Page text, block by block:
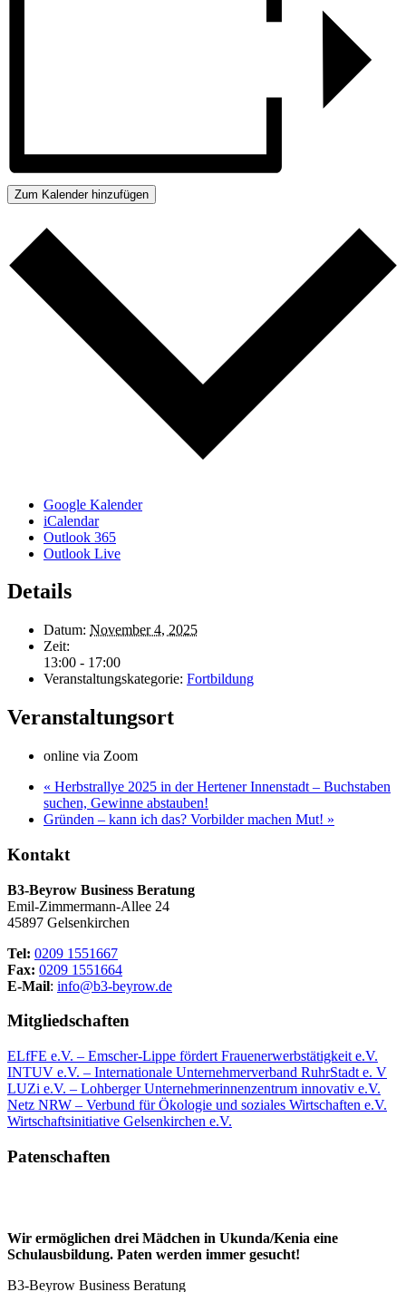
Zum Kalender hinzufügen
Google Kalender
iCalendar
Outlook 365
Outlook Live
Details
Datum: November 4, 2025
Zeit:
13:00 - 17:00
Veranstaltungskategorie: Fortbildung
Veranstaltungsort
online via Zoom
« Herbstrallye 2025 in der Hertener Innenstadt – Buchstaben
suchen, Gewinne abstauben!
Gründen – kann ich das? Vorbilder machen Mut! »
Kontakt
B3-Beyrow Business Beratung
Emil-Zimmermann-Allee 24
45897 Gelsenkirchen
Tel: 0209 1551667
Fax: 0209 1551664
E-Mail: info@b3-beyrow.de
Mitgliedschaften
ELfFE e.V. – Emscher-Lippe fördert Frauenerwerbstätigkeit e.V.
INTUV e.V. – Internationale Unternehmerverband RuhrStadt e. V
LUZi e.V. – Lohberger Unternehmerinnenzentrum innovativ e.V.
Netz NRW – Verbund für Ökologie und soziales Wirtschaften e.V.
Wirtschaftsinitiative Gelsenkirchen e.V.
Patenschaften
Wir ermöglichen drei Mädchen in Ukunda/Kenia eine
Schulausbildung. Paten werden immer gesucht!
B3-Beyrow Business Beratung